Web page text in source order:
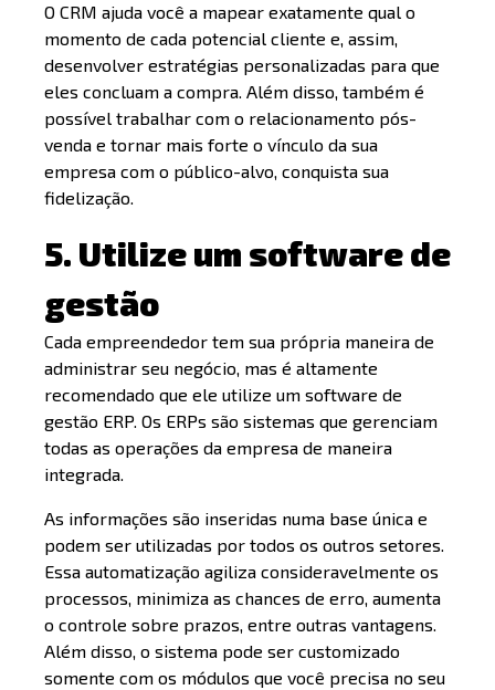
O CRM ajuda você a mapear exatamente qual o
momento de cada potencial cliente e, assim,
desenvolver estratégias personalizadas para que
eles concluam a compra. Além disso, também é
possível trabalhar com o relacionamento pós-
venda e tornar mais forte o vínculo da sua
empresa com o público-alvo, conquista sua
fidelização.
5. Utilize um software de
gestão
Cada empreendedor tem sua própria maneira de
administrar seu negócio, mas é altamente
recomendado que ele utilize um software de
gestão ERP. Os ERPs são sistemas que gerenciam
todas as operações da empresa de maneira
integrada.
As informações são inseridas numa base única e
podem ser utilizadas por todos os outros setores.
Essa automatização agiliza consideravelmente os
processos, minimiza as chances de erro, aumenta
o controle sobre prazos, entre outras vantagens.
Além disso, o sistema pode ser customizado
somente com os módulos que você precisa no seu